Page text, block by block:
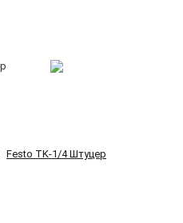
Festo TK-1/4 Штуцер